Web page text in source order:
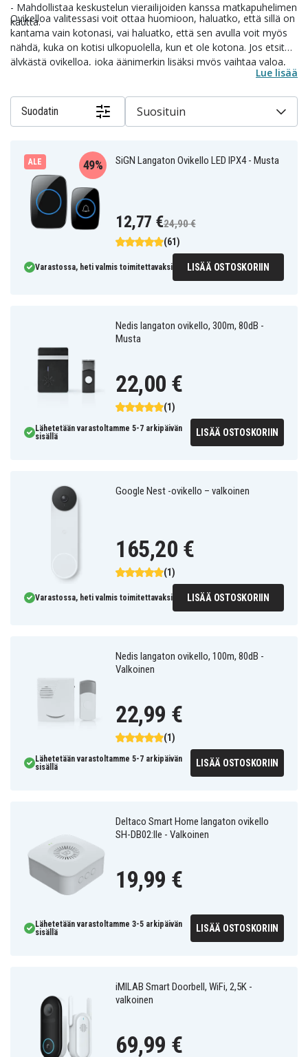
- Mahdollistaa keskustelun vierailijoiden kanssa matkapuhelimen
kautta.
Ovikelloa valitessasi voit ottaa huomioon, haluatko, että sillä on
kantama vain kotonasi, vai haluatko, että sen avulla voit myös
nähdä, kuka on kotisi ulkopuolella, kun et ole kotona. Jos etsit
älykästä ovikelloa, joka äänimerkin lisäksi myös vaihtaa valoa,
olemaan suojaamattomana, esimerkiksi ei katon alla, kannattaa
valita malli, joka on täysin vedenpitävä.
Lue lisää
Suodatin Suosituin
ALE SiGN Langaton Ovikello LED IPX4 - Musta
(61)
49%
12,77 €24,90 €
Varastossa, heti valmis toimitettavaksi LISÄÄ OSTOSKORIIN
Nedis langaton ovikello, 300m, 80dB -
Musta
(1)
22,00 €
Lähetetään varastoltamme 5-7 arkipäivän
sisällä
LISÄÄ OSTOSKORIIN
Google Nest -ovikello – valkoinen
(1)
165,20 €
Varastossa, heti valmis toimitettavaksi LISÄÄ OSTOSKORIIN
Nedis langaton ovikello, 100m, 80dB -
Valkoinen
(1)
22,99 €
Lähetetään varastoltamme 5-7 arkipäivän
sisällä
LISÄÄ OSTOSKORIIN
Deltaco Smart Home langaton ovikello
SH-DB02:lle - Valkoinen
19,99 €
Lähetetään varastoltamme 3-5 arkipäivän
sisällä
LISÄÄ OSTOSKORIIN
iMILAB Smart Doorbell, WiFi, 2,5K -
valkoinen
69,99 €